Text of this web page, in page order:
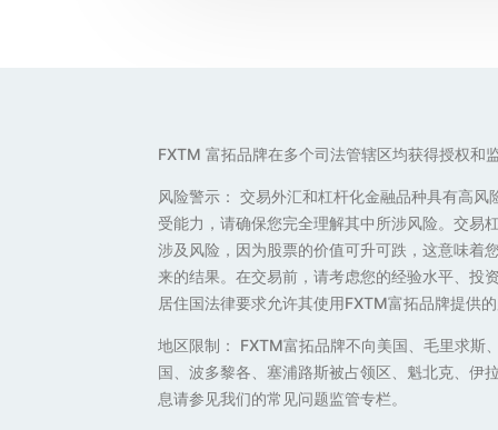
FXTM 富拓品牌在多个司法管辖区均获得授权和
风险警示： 交易外汇和杠杆化金融品种具有高
受能力，请确保您完全理解其中所涉风险。交易
涉及风险，因为股票的价值可升可跌，这意味着
来的结果。在交易前，请考虑您的经验水平、投
居住国法律要求允许其使用FXTM富拓品牌提供
地区限制： FXTM富拓品牌不向美国、毛里求斯
国、波多黎各、塞浦路斯被占领区、魁北克、伊
息请参见我们的常见问题监管专栏。